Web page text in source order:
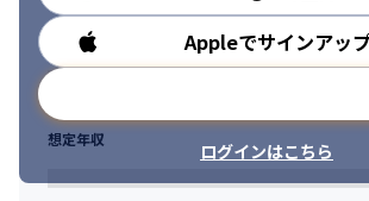
Appleでサインアッ
ログインはこちら
勤務時間
想定年収